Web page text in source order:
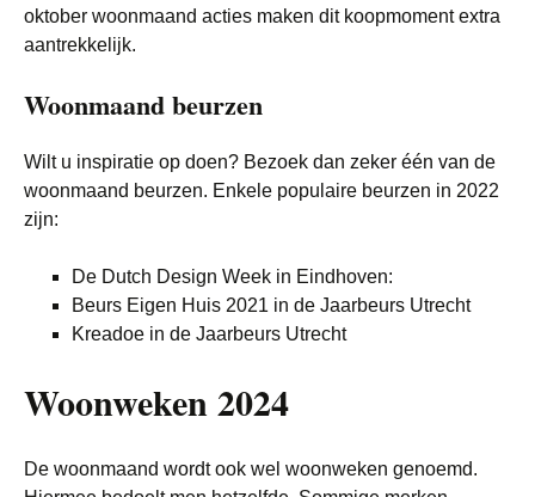
oktober woonmaand acties maken dit koopmoment extra
aantrekkelijk.
Woonmaand beurzen
Wilt u inspiratie op doen? Bezoek dan zeker één van de
woonmaand beurzen. Enkele populaire beurzen in 2022
zijn:
De Dutch Design Week in Eindhoven:
Beurs Eigen Huis 2021 in de Jaarbeurs Utrecht
Kreadoe in de Jaarbeurs Utrecht
Woonweken 2024
De woonmaand wordt ook wel woonweken genoemd.